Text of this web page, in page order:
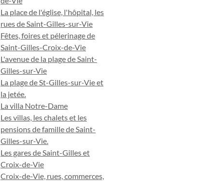
La place de l'église, l'hôpital, les
rues de Saint-Gilles-sur-Vie
Fêtes, foires et pélerinage de
Saint-Gilles-Croix-de-Vie
L'avenue de la plage de Saint-
Gilles-sur-Vie
La plage de St-Gilles-sur-Vie et
la jetée.
La villa Notre-Dame
Les villas, les chalets et les
pensions de famille de Saint-
Gilles-sur-Vie.
Les gares de Saint-Gilles et
Croix-de-Vie
Croix-de-Vie, rues, commerces,